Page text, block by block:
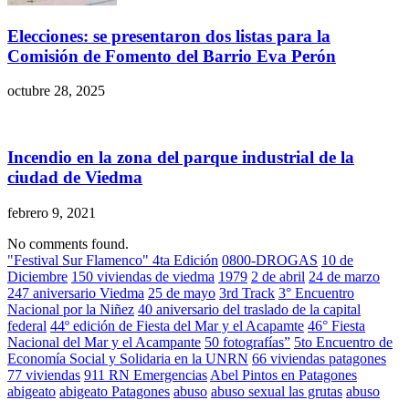
Elecciones: se presentaron dos listas para la
Comisión de Fomento del Barrio Eva Perón
octubre 28, 2025
Incendio en la zona del parque industrial de la
ciudad de Viedma
febrero 9, 2021
No comments found.
"Festival Sur Flamenco" 4ta Edición 0800-DROGAS 10 de
Diciembre 150 viviendas de viedma 1979 2 de abril 24 de marzo
247 aniversario Viedma 25 de mayo 3rd Track 3° Encuentro
Nacional por la Niñez 40 aniversario del traslado de la capital
federal 44º edición de Fiesta del Mar y el Acapamte 46° Fiesta
Nacional del Mar y el Acampante 50 fotografías” 5to Encuentro de
Economía Social y Solidaria en la UNRN 66 viviendas patagones
77 viviendas 911 RN Emergencias Abel Pintos en Patagones
abigeato abigeato Patagones abuso abuso sexual las grutas abuso